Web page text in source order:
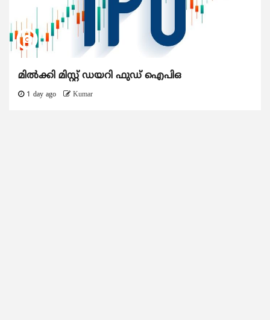
മിൽക്കി മിസ്റ്റ് ഡയറി ഫുഡ് ഐപിഒ
1 day ago Kumar